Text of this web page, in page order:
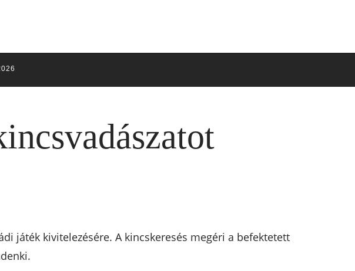
játék kivitelezésére. A kincskeresés megéri a befektetett